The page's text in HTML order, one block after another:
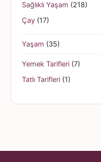
Sağlıklı Yaşam (218)
Çay (17)
Yaşam (35)
Yemek Tarifleri (7)
Tatlı Tarifleri (1)